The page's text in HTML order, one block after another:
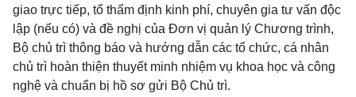
giao trực tiếp, tổ thẩm định kinh phí, chuyên gia tư vấn độc
lập (nếu có) và đề nghị của Đơn vị quản lý Chương trình,
Bộ chủ trì thông báo và hướng dẫn các tổ chức, cá nhân
chủ trì hoàn thiện thuyết minh nhiệm vụ khoa học và công
nghệ và chuẩn bị hồ sơ gửi Bộ Chủ trì.